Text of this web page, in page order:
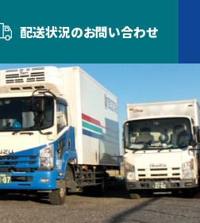
配送状況のお問い合わせ